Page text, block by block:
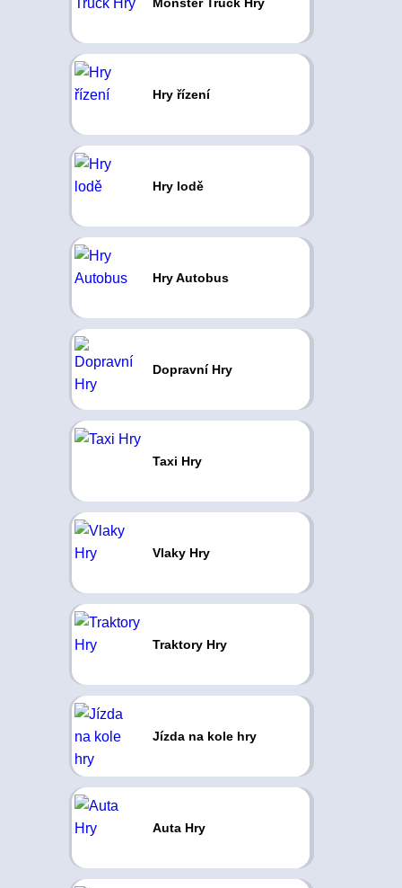
Hry řízení
Hry lodě
Hry Autobus
Dopravní Hry
Taxi Hry
Vlaky Hry
Traktory Hry
Jízda na kole hry
Auta Hry